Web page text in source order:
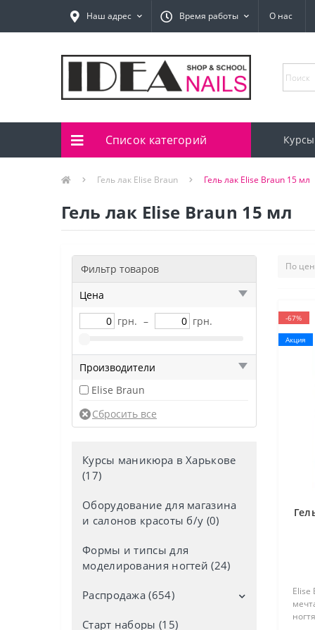
Наш адрес Время работы О нас
Список категорий
Гель лак Elise Braun Гель лак Elise Braun 15 мл
Гель лак Elise Braun 15 мл
Фильтр товаров
Цена
грн. – грн.
Производители
Elise Braun
Курсы маникюра в Харькове
(17)
Оборудование для магазина
и салонов красоты б/у (0)
Формы и типсы для
моделирования ногтей (24)
Распродажа (654)
Дезинфекторы со скидкой (4)
Старт наборы (15)
-67%
Акция
Elise